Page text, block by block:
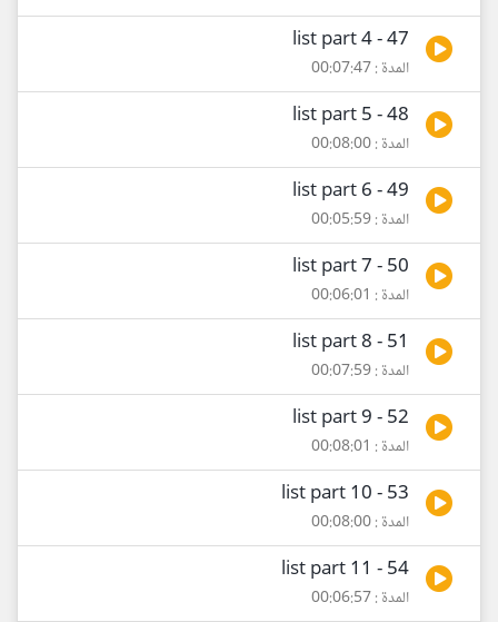
47 - list part 4
المدة : 00:07:47
48 - list part 5
المدة : 00:08:00
49 - list part 6
المدة : 00:05:59
50 - list part 7
المدة : 00:06:01
51 - list part 8
المدة : 00:07:59
52 - list part 9
المدة : 00:08:01
53 - list part 10
المدة : 00:08:00
54 - list part 11
المدة : 00:06:57